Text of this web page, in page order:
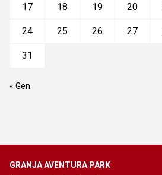
17 18 19 20
24 25 26 27
31
« Gen.
GRANJA AVENTURA PARK